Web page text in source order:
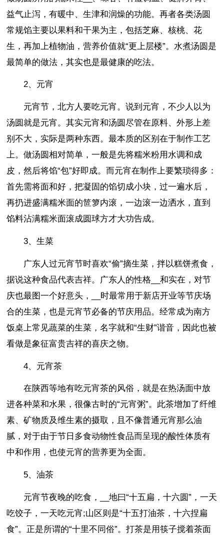
益气止泻，有暖中、生津和润燥的功能。再者各类汤圆
常规馅主要以果料和干果为主，包括芝麻、核桃、花
生，再加上植物油，营养价值就“更上层楼”。水煮汤圆是
最简单的做法，其实也是最健康的吃法。
2、元宵
元宵节，北方人要吃元宵。说到元宵，不少人以为
汤圆就是元宵。其实元宵和汤圆尽管在原料、外形上差
别不大，实际是两种东西。最本质的区别在于制作工艺
上。做汤圆相对简单，一般是先将糯米粉用水调和成
皮，然后将馅“包”好即成。而元宵在制作上要繁琐得多：
首先需将面和好，把凝固的馅切成小块，过一遍水后，
再扔进盛满糯米面的笸箩内滚，一边滚一边洒水，直到
馅料沾满糯米面滚成圆球方才大功告成。
3、生菜
广东人过元宵节时喜欢“偷”摘生菜，拌以糕饼煮食，
据说这种食品代表吉祥。广东人的性格__和实在，对节
庆也最图一个好意头，__时最常用于新店开业等节庆场
合的生菜，也是元宵节必备的节庆用品。经常成为南方
饭桌上常见蔬菜的生菜，名字就和“生财”谐音，因此也被
看做是象征富贵吉祥的喜庆之物。
4、元宵茶
在陕西等地有吃元宵茶的风俗，就是在热汤面中放
进各种菜和水果，很像古时的“元宵粥”。此茶增加了纤维
素、矿物质及维生素的摄取，且不像普通元宵那么油
腻，对于由于节日多食动物性食品而呈现的酸性体质有
中和作用，也使元宵的营养更为全面。
5、油茶
元宵节夜晚的吃食，__地曰“十五扁，十六圆”，一天
吃饺子，一天吃元宵;山区则是“十五打油茶，十六捏扁
食”。正是所谓的“十里不同俗”。打茶是用筷子搅着茶面